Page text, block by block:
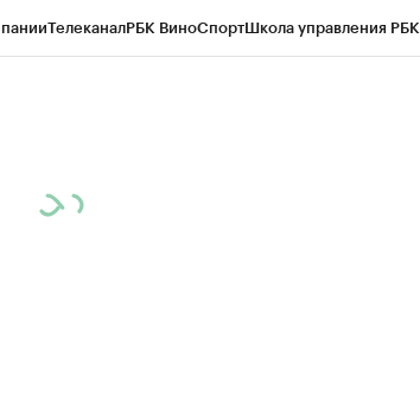
ТелеканалРБК ВиноСпортШкола управления РБК